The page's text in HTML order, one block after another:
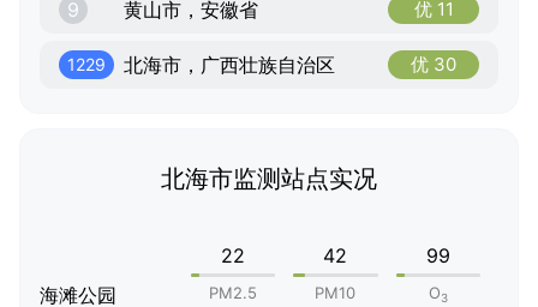
9 黄山市，安徽省 优 11
1229 北海市，广西壮族自治区 优 30
北海市监测站点实况
海滩公园
22
PM2.5
42
PM10
99
O3